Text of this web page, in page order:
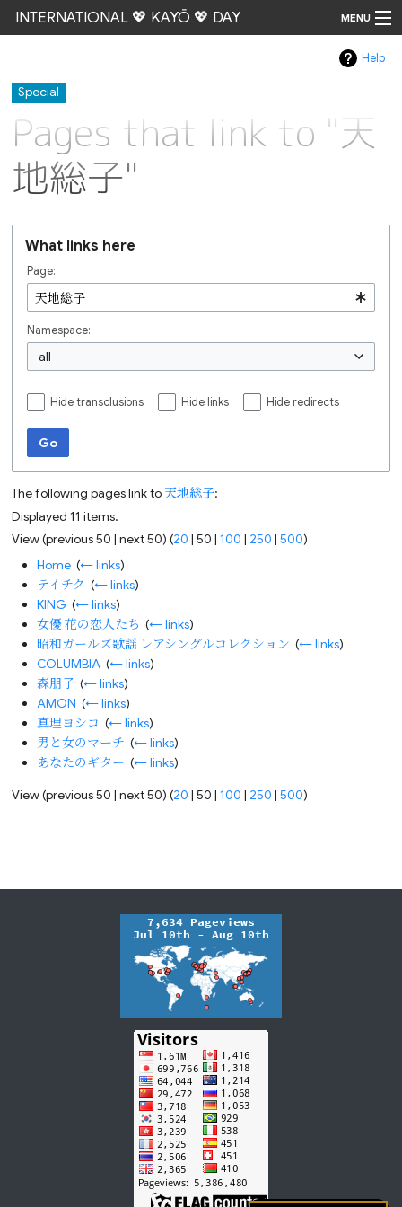
INTERNATIONAL 💖 KAYŌ 💖 DAY MENU
Help
Special
Pages that link to "天
地総子"
What links here
Page:
Namespace:
all
Hide transclusions Hide links Hide redirects
Go
The following pages link to天地総子:
Displayed 11 items.
View (previous 50 |next 50) (20 |50 |100 | 250 |500)
Home ‎(← links)
テイチク ‎(← links)
KING ‎(← links)
女優 花の恋人たち ‎(← links)
昭和ガールズ歌謡 レアシングルコレクション ‎(← links)
COLUMBIA ‎(← links)
森朋子 ‎(← links)
AMON ‎(← links)
真理ヨシコ ‎(← links)
男と女のマーチ ‎(← links)
あなたのギター ‎(← links)
View (previous 50 |next 50) (20 |50 |100 | 250 |500)